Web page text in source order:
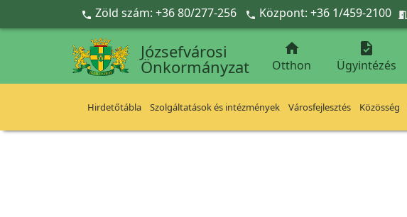
Ugrás a fő tartalomra
 Zöld szám: +36 80/277-256  Központ: +36 1/459-2100 
Józsefvárosi
Önkormányzat

Otthon

Ügyintézés
Hirdetőtábla Szolgáltatások és intézmények Városfejlesztés Közösség